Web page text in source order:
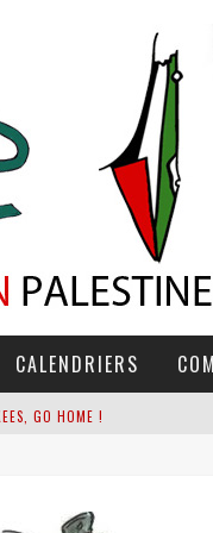
CALENDRIERS
GO HOME !
OU RIEN